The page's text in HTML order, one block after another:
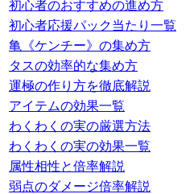
初心者のおすすめの進め方
初心者応援パック当たり一覧
亀《ケンチー》の集め方
タスの効率的な集め方
運極の作り方を徹底解説
アイテムの効果一覧
わくわくの実の厳選方法
わくわくの実の効果一覧
属性相性と倍率解説
弱点のダメージ倍率解説